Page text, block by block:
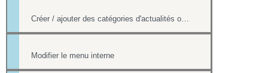
Créer / ajouter des catégories d'actualités ou d'évènements (flux rss)
Modifier le menu interne